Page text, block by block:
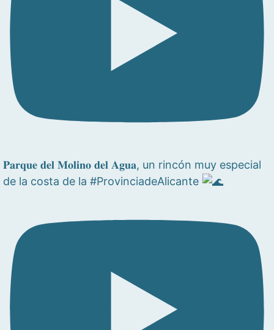
𝐏𝐚𝐫𝐪𝐮𝐞 𝐝𝐞𝐥 𝐌𝐨𝐥𝐢𝐧𝐨 𝐝𝐞𝐥 𝐀𝐠𝐮𝐚, un rincón muy especial
de la costa de la #ProvinciadeAlicante